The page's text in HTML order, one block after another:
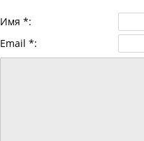
Имя *:
Email *: